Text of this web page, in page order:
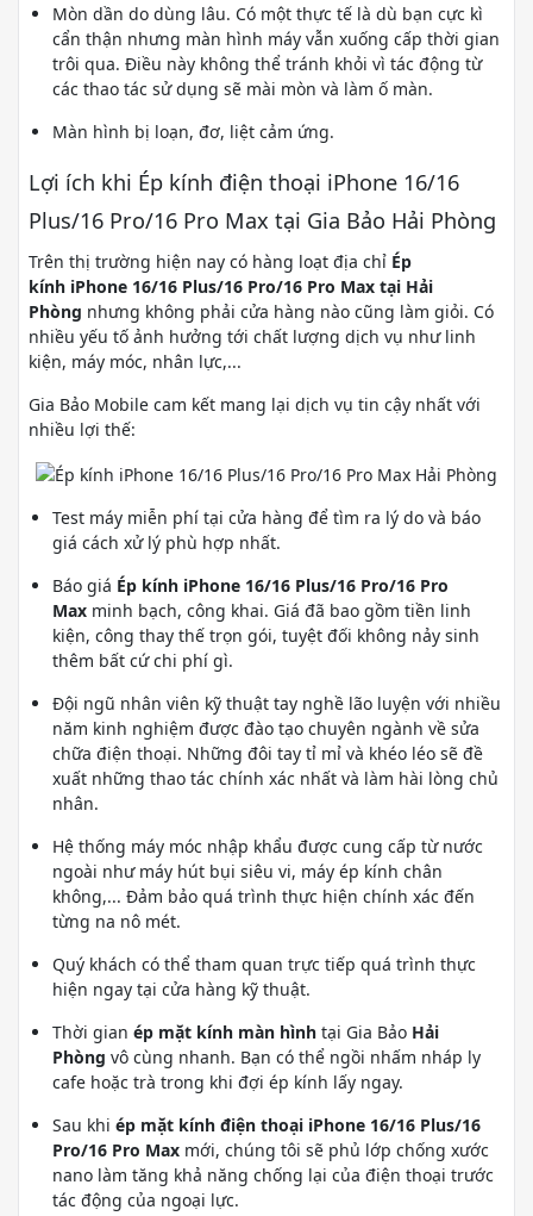
Mòn dần do dùng lâu. Có một thực tế là dù bạn cực kì
cẩn thận nhưng màn hình máy vẫn xuống cấp thời gian
trôi qua. Điều này không thể tránh khỏi vì tác động từ
các thao tác sử dụng sẽ mài mòn và làm ố màn.
Màn hình bị loạn, đơ, liệt cảm ứng.
Lợi ích khi Ép kính điện thoại iPhone 16/16
Plus/16 Pro/16 Pro Max tại Gia Bảo Hải Phòng
Trên thị trường hiện nay có hàng loạt địa chỉ Ép
kính iPhone 16/16 Plus/16 Pro/16 Pro Max tại Hải
Phòng nhưng không phải cửa hàng nào cũng làm giỏi. Có
nhiều yếu tố ảnh hưởng tới chất lượng dịch vụ như linh
kiện, máy móc, nhân lực,...
Gia Bảo Mobile cam kết mang lại dịch vụ tin cậy nhất với
nhiều lợi thế:
Test máy miễn phí tại cửa hàng để tìm ra lý do và báo
giá cách xử lý phù hợp nhất.
Báo giá Ép kính iPhone 16/16 Plus/16 Pro/16 Pro
Max minh bạch, công khai. Giá đã bao gồm tiền linh
kiện, công thay thế trọn gói, tuyệt đối không nảy sinh
thêm bất cứ chi phí gì.
Đội ngũ nhân viên kỹ thuật tay nghề lão luyện với nhiều
năm kinh nghiệm được đào tạo chuyên ngành về sửa
chữa điện thoại. Những đôi tay tỉ mỉ và khéo léo sẽ đề
xuất những thao tác chính xác nhất và làm hài lòng chủ
nhân.
Hệ thống máy móc nhập khẩu được cung cấp từ nước
ngoài như máy hút bụi siêu vi, máy ép kính chân
không,... Đảm bảo quá trình thực hiện chính xác đến
từng na nô mét.
Quý khách có thể tham quan trực tiếp quá trình thực
hiện ngay tại cửa hàng kỹ thuật.
Thời gian ép mặt kính màn hình tại Gia Bảo Hải
Phòng vô cùng nhanh. Bạn có thể ngồi nhấm nháp ly
cafe hoặc trà trong khi đợi ép kính lấy ngay.
Sau khi ép mặt kính điện thoại iPhone 16/16 Plus/16
Pro/16 Pro Max mới, chúng tôi sẽ phủ lớp chống xước
nano làm tăng khả năng chống lại của điện thoại trước
tác động của ngoại lực.